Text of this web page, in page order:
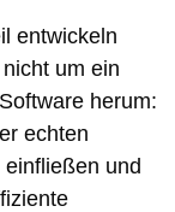
entwickeln
um ein
herum:
echten
und